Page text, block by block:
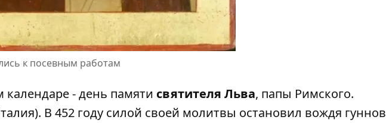
к посевным работам
- день памяти святителя Льва, папы Римского.
В 452 году силой своей молитвы остановил вождя гуннов